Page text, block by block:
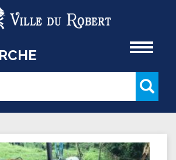
de recherche
ici